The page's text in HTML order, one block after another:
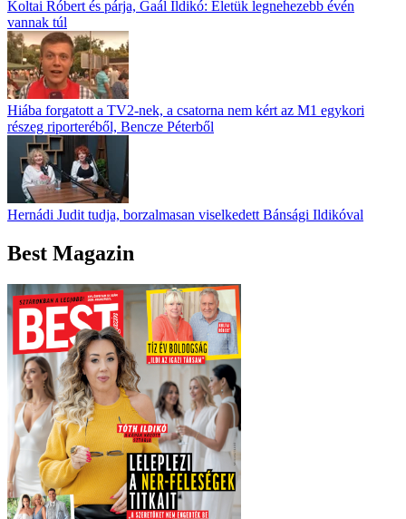
Koltai Róbert és párja, Gaál Ildikó: Életük legnehezebb évén
vannak túl
Hiába forgatott a TV2-nek, a csatorna nem kért az M1 egykori
részeg riporteréből, Bencze Péterből
Hernádi Judit tudja, borzalmasan viselkedett Bánsági Ildikóval
Best Magazin